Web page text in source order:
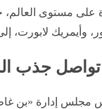
على مستوى
وأيمريك لابورت،
جذب
إدارة «بن